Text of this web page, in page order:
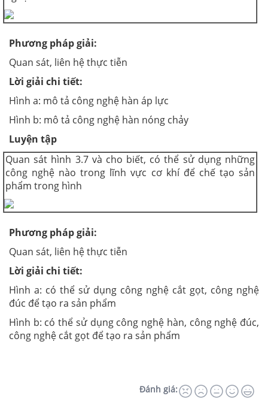
Phương pháp giải:
Quan sát, liên hệ thực tiễn
Lời giải chi tiết:
Hình a: mô tả công nghệ hàn áp lực
Hình b: mô tả công nghệ hàn nóng chảy
Luyện tập
Quan sát hình 3.7 và cho biết, có thể sử dụng những
công nghệ nào trong lĩnh vực cơ khí để chế tạo sản
phẩm trong hình
Phương pháp giải:
Quan sát, liên hệ thực tiễn
Lời giải chi tiết:
Hình a: có thể sử dụng công nghệ cắt gọt, công nghệ
đúc để tạo ra sản phẩm
Hình b: có thể sử dụng công nghệ hàn, công nghệ đúc,
công nghệ cắt gọt để tạo ra sản phẩm
Đánh giá: